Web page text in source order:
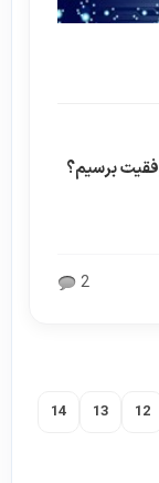
برسیم؟
2
12
13
14